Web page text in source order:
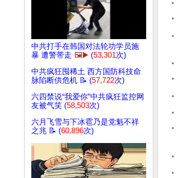
中共打手在韩国对法轮功学员施
暴 遭警带走 🖼️▶️ (53,301次)
中共疯狂囤稀土 西方国防科技命
脉陷断供危机 📝 (57,722次)
六四禁说“我爱你”中共疯狂监控网
友被气笑 (58,503次)
六月飞雪与下冰雹乃是党魁不祥
之兆 📝 (60,896次)